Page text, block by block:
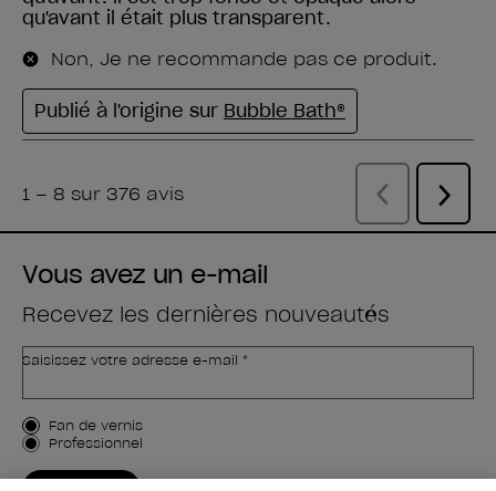
Vous avez un e-mail
Recevez les dernières nouveautés
Saisissez votre adresse e-mail *
Type de client
Fan de vernis
Professionnel